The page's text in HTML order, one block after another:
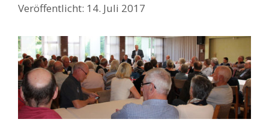
14. Juli 2017